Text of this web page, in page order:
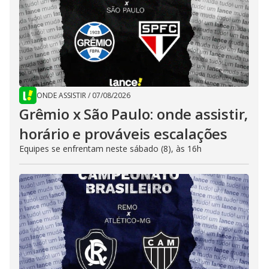
ONDE ASSISTIR/ 07/08/2026
Grêmio x São Paulo: onde assistir,
horário e prováveis escalações
Equipes se enfrentam neste sábado (8), às 16h